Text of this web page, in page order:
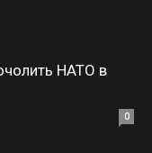
НАТО в
0